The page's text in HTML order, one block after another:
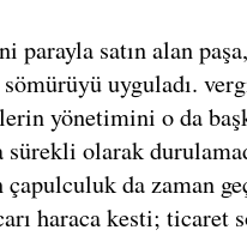
parayla satın alan
uyguladı.
yönetimini o da
olarak
çapulculuk da zaman
haraca kesti; ticaret